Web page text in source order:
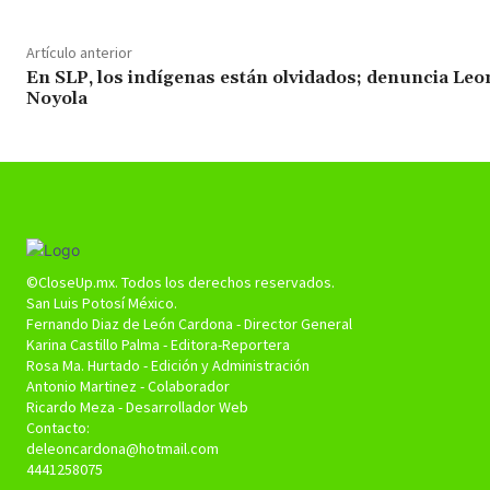
Artículo anterior
En SLP, los indígenas están olvidados; denuncia
Noyola
©CloseUp.mx. Todos los derechos reservados.
San Luis Potosí México.
Fernando Diaz de León Cardona - Director General
Karina Castillo Palma - Editora-Reportera
Rosa Ma. Hurtado - Edición y Administración
Antonio Martinez - Colaborador
Ricardo Meza - Desarrollador Web
Contacto:
deleoncardona@hotmail.com
4441258075